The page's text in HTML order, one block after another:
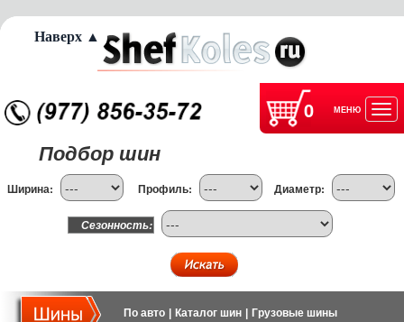
0 МЕНЮ
Подбор шин
Ширина: Профиль: Диаметр:
Сезонность:
По авто Каталог шин Грузовые шины
Наверх ▲